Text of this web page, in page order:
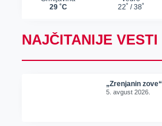
NAJČITANIJE VESTI
„Zrenjanin zove“
5. avgust 2026.